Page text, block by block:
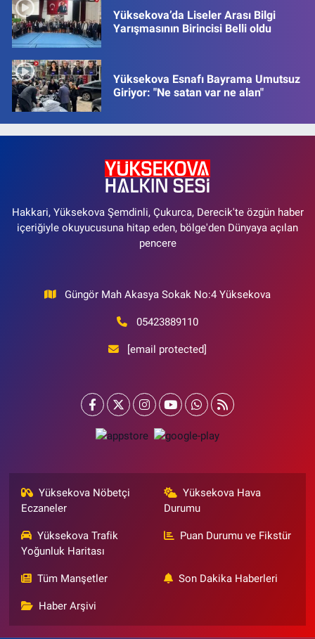
Yüksekova’da Liseler Arası Bilgi
Yarışmasının Birincisi Belli oldu
Yüksekova Esnafı Bayrama Umutsuz
Giriyor: "Ne satan var ne alan"
Hakkari, Yüksekova Şemdinli, Çukurca, Derecik'te özgün haber
içeriğiyle okuyucusuna hitap eden, bölge'den Dünyaya açılan
pencere
Güngör Mah Akasya Sokak No:4 Yüksekova
05423889110
[email protected]
Yüksekova Nöbetçi
Eczaneler
Yüksekova Hava
Durumu
Yüksekova Trafik
Yoğunluk Haritası
Puan Durumu ve Fikstür
Tüm Manşetler Son Dakika Haberleri
Haber Arşivi